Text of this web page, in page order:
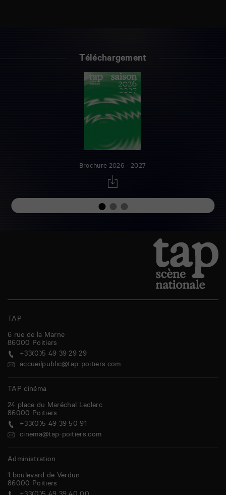
Téléchargement
Brochure 2026 - 2027
TAP
6 rue de la Marne
86000 Poitiers
+33(0)5 49 39 29 29
accueilpublic@tap-poitiers.com
TAP cinéma
24 place du Maréchal Leclerc
86000 Poitiers
+33(0)5 49 39 50 91
cinema@tap-poitiers.com
Administration
1 boulevard de Verdun
86000 Poitiers